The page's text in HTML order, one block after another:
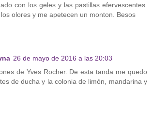
con los geles y las pastillas efervescentes.
olores y me apetecen un monton. Besos
26 de mayo de 2016 a las 20:03
de Yves Rocher. De esta tanda me quedo
de ducha y la colonia de limón, mandarina y